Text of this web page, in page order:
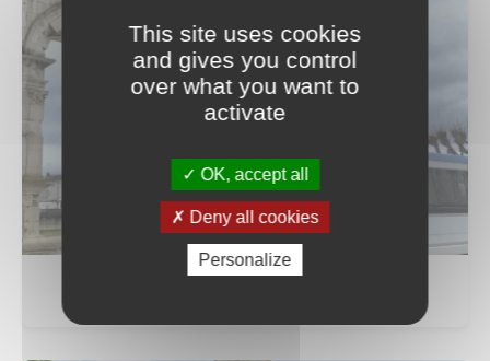
This site uses cookies
and gives you control
over what you want to
activate
OK, accept all
Deny all cookies
Personalize